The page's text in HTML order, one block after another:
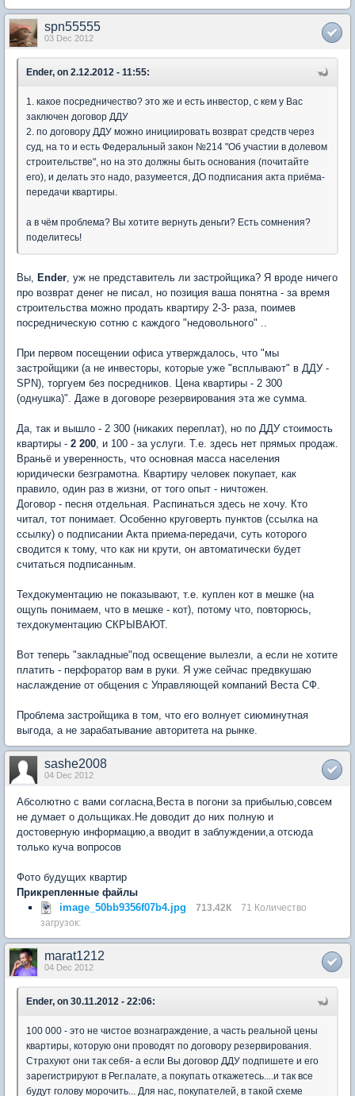
spn55555
03 Dec 2012
Ender, on 2.12.2012 - 11:55:
1. какое посредничество? это же и есть инвестор, с кем у Вас
заключен договор ДДУ
2. по договору ДДУ можно инициировать возврат средств через
суд, на то и есть Федеральный закон №214 "Об участии в долевом
строительстве", но на это должны быть основания (почитайте
его), и делать это надо, разумеется, ДО подписания акта приёма-
передачи квартиры.
а в чём проблема? Вы хотите вернуть деньги? Есть сомнения?
поделитесь!
Вы, Ender , уж не представитель ли застройщика? Я вроде ничего
про возврат денег не писал, но позиция ваша понятна - за время
строительства можно продать квартиру 2-3- раза, поимев
посредническую сотню с каждого "недовольного" ..
При первом посещении офиса утверждалось, что "мы
застройщики (а не инвесторы, которые уже "всплывают" в ДДУ -
SPN), торгуем без посредников. Цена квартиры - 2 300
(однушка)". Даже в договоре резервирования эта же сумма.
Да, так и вышло - 2 300 (никаких переплат), но по ДДУ стоимость
квартиры - 2 200 , и 100 - за услуги. Т.е. здесь нет прямых продаж.
Враньё и уверенность, что основная масса населения
юридически безграмотна. Квартиру человек покупает, как
правило, один раз в жизни, от того опыт - ничтожен.
Договор - песня отдельная. Распинаться здесь не хочу. Кто
читал, тот понимает. Особенно круговерть пунктов (ссылка на
ссылку) о подписании Акта приема-передачи, суть которого
сводится к тому, что как ни крути, он автоматически будет
считаться подписанным.
Техдокументацию не показывают, т.е. куплен кот в мешке (на
ощупь понимаем, что в мешке - кот), потому что, повторюсь,
техдокументацию СКРЫВАЮТ.
Вот теперь "закладные"под освещение вылезли, а если не хотите
платить - перфоратор вам в руки. Я уже сейчас предвкушаю
наслаждение от общения с Управляющей компаний Веста СФ.
Проблема застройщика в том, что его волнует сиюминутная
выгода, а не зарабатывание авторитета на рынке.
sashe2008
04 Dec 2012
Абсолютно с вами согласна,Веста в погони за прибылью,совсем
не думает о дольщиках.Не доводит до них полную и
достоверную информацию,а вводит в заблуждении,а отсюда
только куча вопросов
Фото будущих квартир
Прикрепленные файлы
image_50bb9356f07b4.jpg
713.42К
71 Количество
загрузок:
marat1212
04 Dec 2012
Ender, on 30.11.2012 - 22:06:
100 000 - это не чистое вознаграждение, а часть реальной цены
квартиры, которую они проводят по договору резервирования.
Страхуют они так себя- а если Вы договор ДДУ подпишете и его
зарегистрируют в Рег.палате, а покупать откажетесь....и так все
будут голову морочить... Для нас, покупателей, в такой схеме